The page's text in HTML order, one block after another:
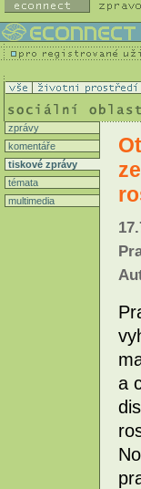
zprávy
komentáře
tiskové zprávy
témata
multimedia
a